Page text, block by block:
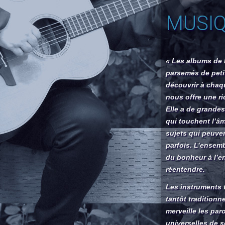
« Les albums
parsemés de
découvrir à
nous offre une
Elle a de
qui touchent
sujets qui
parfois.
du bonheur à
réentendre.
Les instruments
tantôt
merveille les
universelles de